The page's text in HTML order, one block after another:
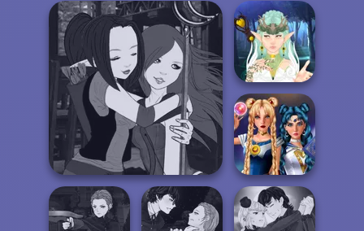
SNK Cosplayer
Manga Creator - Fantasy
Manga Creator
Vampire Hunter
P...
Mega Fantasy
Avatar Creator